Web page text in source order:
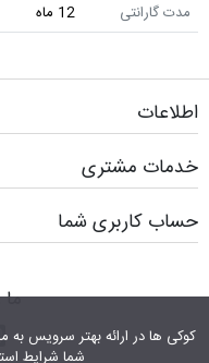
شما شرایط
مدت گارانتی
12 ماه
اطلاعات
خدمات مشتری
حساب کاربری شما
ما